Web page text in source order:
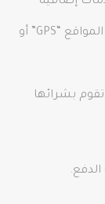
أضفتها (على سبيل المثال: نظام تحديد المواقع “GPS” أو
بشرائها